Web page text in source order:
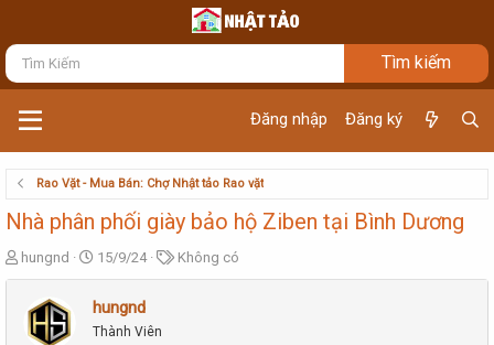
Đăng nhập Đăng ký
Rao Vặt - Mua Bán: Chợ Nhật tảo Rao vặt
Nhà phân phối giày bảo hộ Ziben tại Bình Dương
T
h
hungnd
N
g
y
g
15/9/24
T
ừ
Không có
hungnd
Thành Viên